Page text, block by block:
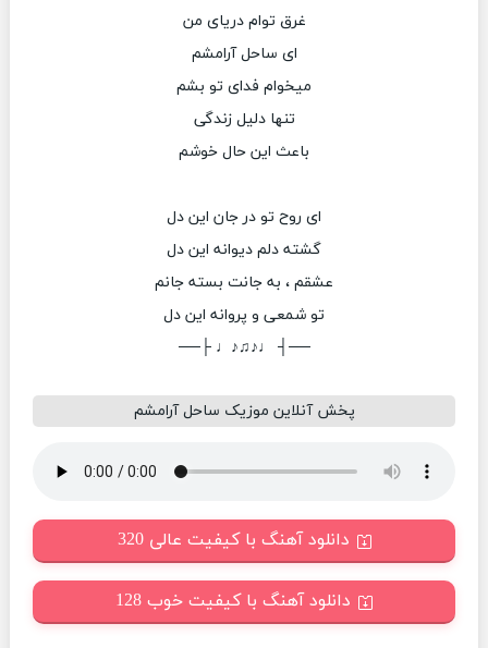
غرق توام دریای من
ای ساحل آرامشم
میخوام فدای تو بشم
تنها دلیل زندگی
باعث این حال خوشم
ای روح تو در جان این دل
گشته دلم دیوانه این دل
عشقم ، به جانت بسته جانم
تو شمعی و پروانه این دل
──┤ ♩♪♫♪♩ ├──
پخش آنلاین موزیک ساحل آرامشم
دانلود آهنگ با کیفیت عالی 320
دانلود آهنگ با کیفیت خوب 128